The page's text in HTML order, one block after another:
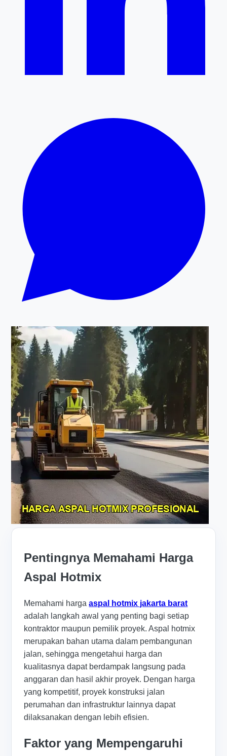
Pentingnya Memahami Harga
Aspal Hotmix
Memahami hargaaspal hotmix jakarta barat
adalah langkah awal yang penting bagi setiap
kontraktor maupun pemilik proyek. Aspal hotmix
merupakan bahan utama dalam pembangunan
jalan, sehingga mengetahui harga dan
kualitasnya dapat berdampak langsung pada
anggaran dan hasil akhir proyek. Dengan harga
yang kompetitif, proyek konstruksi jalan
perumahan dan infrastruktur lainnya dapat
dilaksanakan dengan lebih efisien.
Faktor yang Mempengaruhi